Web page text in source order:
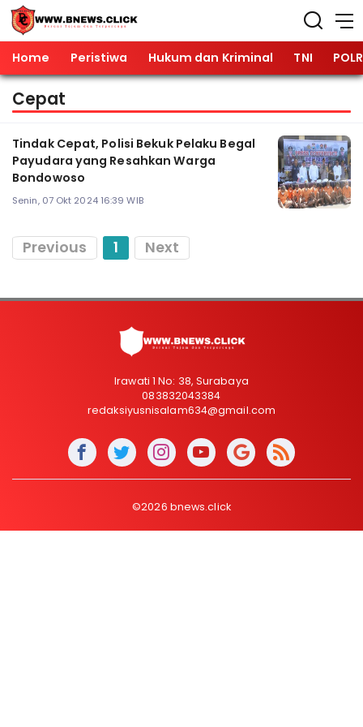
Home Peristiwa Hukum dan Kriminal TNI
Cepat
Tindak Cepat, Polisi Bekuk Pelaku Begal
Payudara yang Resahkan Warga
Bondowoso
Senin, 07 Okt 2024 16:39 WIB
Previous 1 Next
Irawati 1 No: 38, Surabaya
083832043384
redaksiyusnisalam634@gmail.com
©2026 bnews.click